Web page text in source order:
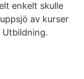
enkelt skulle
av kurser
Utbildning.